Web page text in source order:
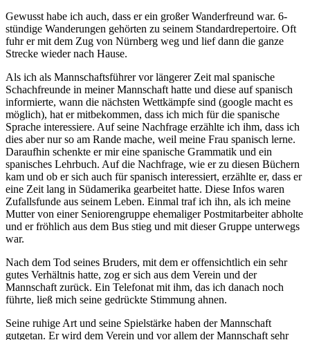
Gewusst habe ich auch, dass er ein großer Wanderfreund war. 6-
stündige Wanderungen gehörten zu seinem Standardrepertoire. Oft
fuhr er mit dem Zug von Nürnberg weg und lief dann die ganze
Strecke wieder nach Hause.
Als ich als Mannschaftsführer vor längerer Zeit mal spanische
Schachfreunde in meiner Mannschaft hatte und diese auf spanisch
informierte, wann die nächsten Wettkämpfe sind (google macht es
möglich), hat er mitbekommen, dass ich mich für die spanische
Sprache interessiere. Auf seine Nachfrage erzählte ich ihm, dass ich
dies aber nur so am Rande mache, weil meine Frau spanisch lerne.
Daraufhin schenkte er mir eine spanische Grammatik und ein
spanisches Lehrbuch. Auf die Nachfrage, wie er zu diesen Büchern
kam und ob er sich auch für spanisch interessiert, erzählte er, dass er
eine Zeit lang in Südamerika gearbeitet hatte. Diese Infos waren
Zufallsfunde aus seinem Leben. Einmal traf ich ihn, als ich meine
Mutter von einer Seniorengruppe ehemaliger Postmitarbeiter abholte
und er fröhlich aus dem Bus stieg und mit dieser Gruppe unterwegs
war.
Nach dem Tod seines Bruders, mit dem er offensichtlich ein sehr
gutes Verhältnis hatte, zog er sich aus dem Verein und der
Mannschaft zurück. Ein Telefonat mit ihm, das ich danach noch
führte, ließ mich seine gedrückte Stimmung ahnen.
Seine ruhige Art und seine Spielstärke haben der Mannschaft
gutgetan. Er wird dem Verein und vor allem der Mannschaft sehr